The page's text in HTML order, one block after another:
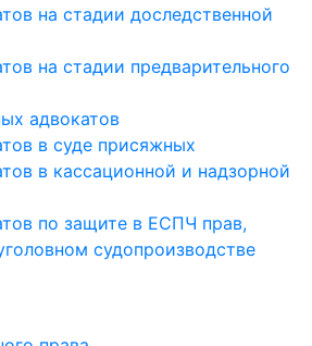
на стадии доследственной
на стадии предварительного
адвокатов
в суде присяжных
в кассационной и надзорной
по защите в ЕСПЧ прав,
судопроизводстве